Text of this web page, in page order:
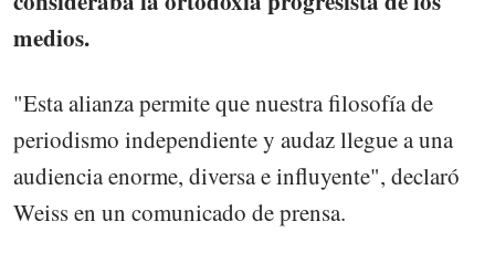
medios.
"Esta alianza permite que nuestra filosofía de
periodismo independiente y audaz llegue a una
audiencia enorme, diversa e influyente", declaró
Weiss en un comunicado de prensa.